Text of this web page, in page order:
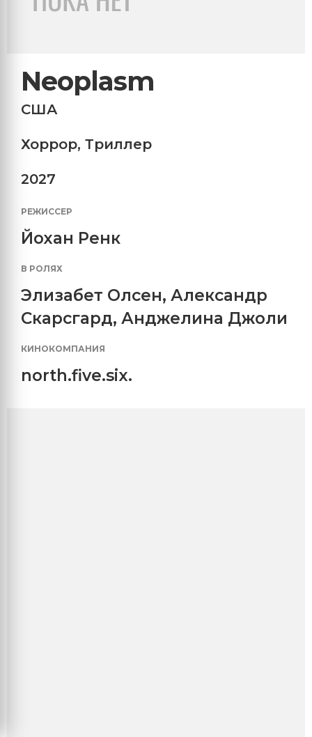
Neoplasm
США
Хоррор, Триллер
2027
РЕЖИССЕР
Йохан Ренк
В РОЛЯХ
Элизабет Олсен, Александр
Скарсгард, Анджелина Джоли
КИНОКОМПАНИЯ
north.five.six.